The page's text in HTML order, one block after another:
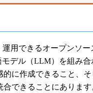
用できるオープンソー
デル（LLM）を組み合
に作成できること、そ
できることにありま